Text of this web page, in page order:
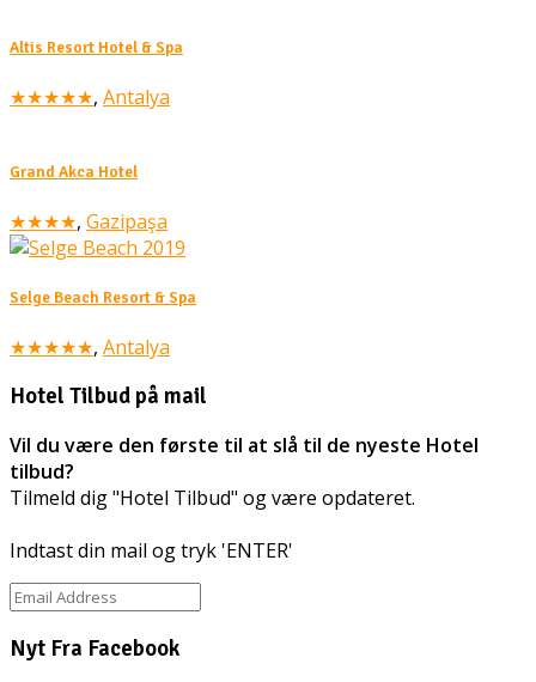
Altis Resort Hotel & Spa
★★★★★, Antalya
Grand Akca Hotel
★★★★, Gazipaşa
Selge Beach Resort & Spa
★★★★★, Antalya
Hotel Tilbud på mail
Vil du være den første til at slå til de nyeste Hotel
tilbud?
Tilmeld dig "Hotel Tilbud" og være opdateret.
Indtast din mail og tryk 'ENTER'
Nyt Fra Facebook